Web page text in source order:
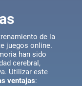
de la
juegos online.
han sido
cerebral,
Utilizar este
ventajas: